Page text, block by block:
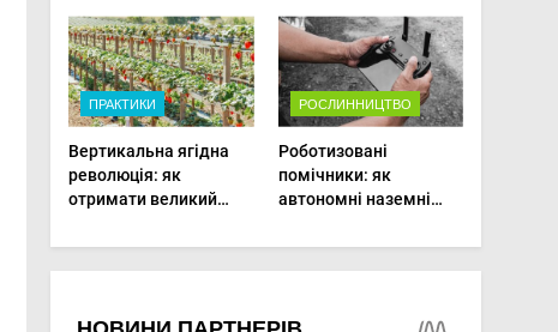
господарствах
ПРАКТИКИ
Вертикальна ягідна
революція: як
отримати великий
мінімальній площі
РОСЛИННИЦТВО
Роботизовані
помічники: як
автономні наземні
догляд за органічними
овочами